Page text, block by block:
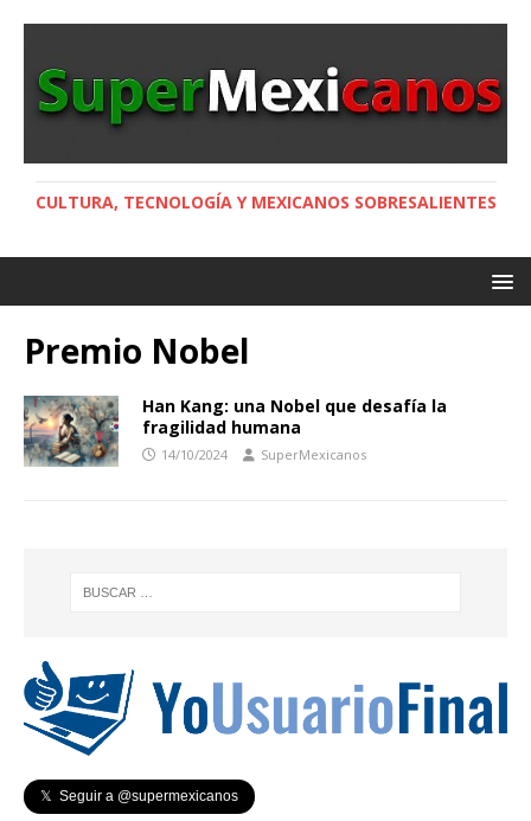
CULTURA, TECNOLOGÍA Y MEXICANOS SOBRESALIENTES
Premio Nobel
Han Kang: una Nobel que desafía la
fragilidad humana
14/10/2024 SuperMexicanos
𝕏 Seguir a @supermexicanos